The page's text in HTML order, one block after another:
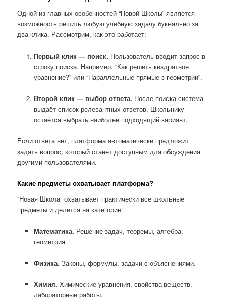
Одной из главных особенностей “Новой Школы” является
возможность решить любую учебную задачу буквально за
два клика. Рассмотрим, как это работает:
Первый клик — поиск. Пользователь вводит запрос в
строку поиска. Например, “Как решить квадратное
уравнение?” или “Параллельные прямые в геометрии”.
Второй клик — выбор ответа. После поиска система
выдаёт список релевантных ответов. Школьнику
остаётся выбрать наиболее подходящий вариант.
Если ответа нет, платформа автоматически предложит
задать вопрос, который станет доступным для обсуждения
другими пользователями.
Какие предметы охватывает платформа?
“Новая Школа” охватывает практически все школьные
предметы и делится на категории:
Математика. Решение задач, теоремы, алгебра,
геометрия.
Физика. Законы, формулы, задачи с объяснениями.
Химия. Химические уравнения, свойства веществ,
лабораторные работы.